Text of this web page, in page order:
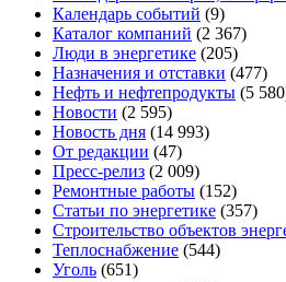
Календарь событий (9)
Каталог компаний (2 367)
Люди в энергетике (205)
Назначения и отставки (477)
Нефть и нефтепродукты (5
Новости (2 595)
Новость дня (14 993)
От редакции (47)
Пресс-релиз (2 009)
Ремонтные работы (152)
Статьи по энергетике (357)
Строительство объектов
Теплоснабжение (544)
Уголь (651)